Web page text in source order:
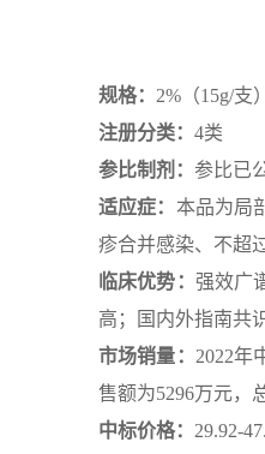
规格： 2%（15g/支）
注册分类： 4类
参比制剂： 参比已
适应症： 本品为局
疹合并感染、不超
临床优势： 强效广
高；国内外指南共
市场销量： 2022年
售额为5296万元，
中标价格： 29.92-